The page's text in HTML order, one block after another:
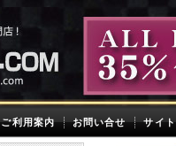
ご利用案内 お問い合せ サイ